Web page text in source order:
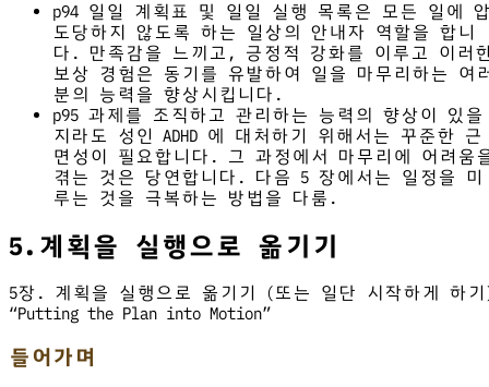
p94 일일 계획표 및 일일 실행 목록은 모든 일에
도당하지 않도록 하는 일상의 안내자 역할을 합니
다. 만족감을 느끼고, 긍정적 강화를 이루고 이러
보상 경험은 동기를 유발하여 일을 마무리하는 여
분의 능력을 향상시킵니다.
p95 과제를 조직하고 관리하는 능력의 향상이 있을
지라도 성인 ADHD 에 대처하기 위해서는 꾸준한 근
면성이 필요합니다. 그 과정에서 마무리에 어려움
겪는 것은 당연합니다. 다음 5 장에서는 일정을 미
루는 것을 극복하는 방법을 다룸.
5.계획을 실행으로 옮기기
5장. 계획을 실행으로 옮기기 (또는 일단 시작하게 하
“Putting the Plan into Motion”
들어가며